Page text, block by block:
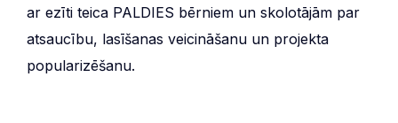
ar ezīti teica PALDIES bērniem un skolotājām par
atsaucību, lasīšanas veicināšanu un projekta
popularizēšanu.